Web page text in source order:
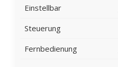
Einstellbar
Steuerung
Fernbedienung